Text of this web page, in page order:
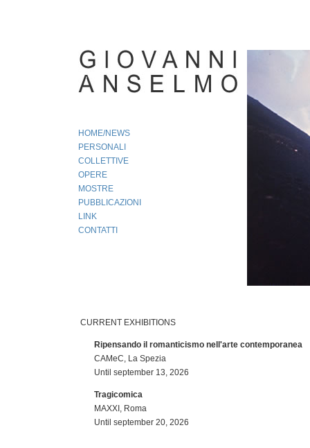
HOME/NEWS
PERSONALI
COLLETTIVE
OPERE
MOSTRE
PUBBLICAZIONI
LINK
CONTATTI
CURRENT EXHIBITIONS
Ripensando il romanticismo nell'arte contemporanea
CAMeC, La Spezia
Until september 13, 2026
Tragicomica
MAXXI, Roma
Until september 20, 2026